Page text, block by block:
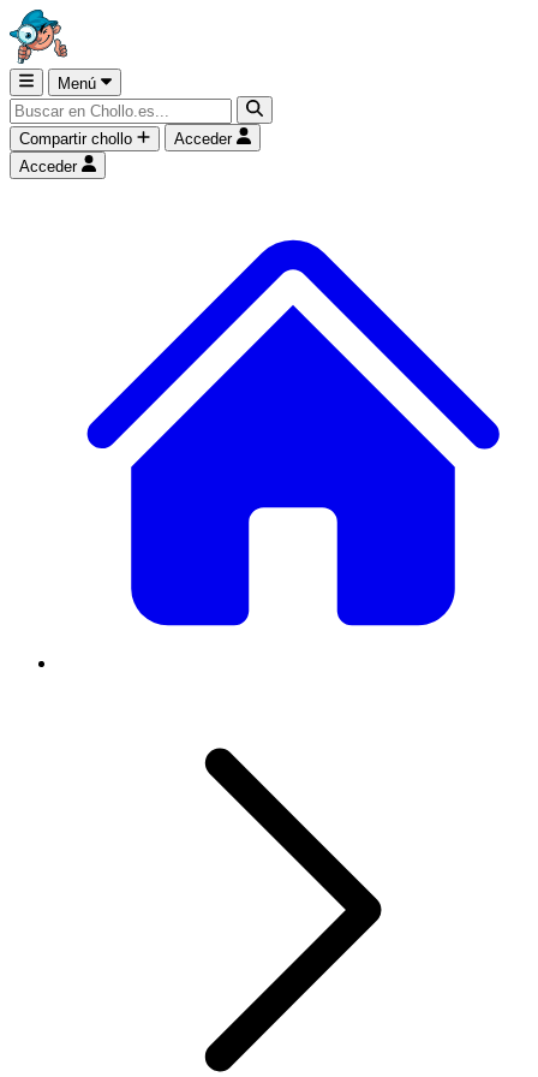
Menú
Compartir chollo
Acceder
Acceder